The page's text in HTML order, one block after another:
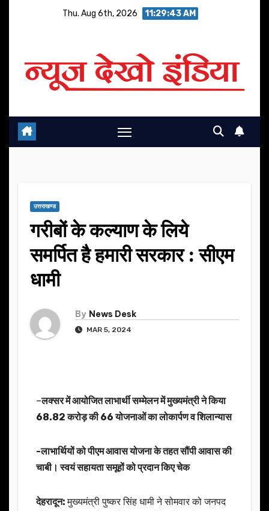
Thu. Aug 6th, 2026 11:29:44 AM
उत्तराखण्ड
गरीबों के कल्याण के लिये
समर्पित है हमारी सरकार : सीएम
धामी
By News Desk
MAR 5, 2024
–लक्सर में आयोजित लाभार्थी सम्मेलन में मुख्यमंत्री ने किया
68.82 करोड़ की 66 योजनाओं का लोकार्पण व शिलान्यास
-लाभार्थियों को पीएम आवास योजना के तहत सौंपी आवास की
चाबी। स्वयं सहायता समूहों को प्रदान किए चेक
देहरादून:मुख्यमंत्री पुष्कर सिंह धामी ने सोमवार को जनपद